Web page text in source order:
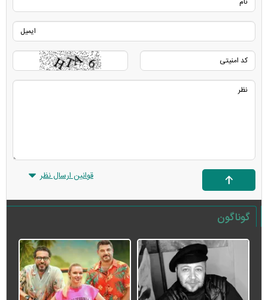
قوانین ارسال نظر
گوناگون